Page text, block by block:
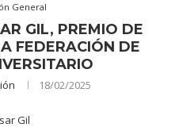
General
GIL, PREMIO DE
FEDERACIÓN DE
18/02/2025